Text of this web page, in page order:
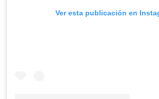
Ver esta publicación en